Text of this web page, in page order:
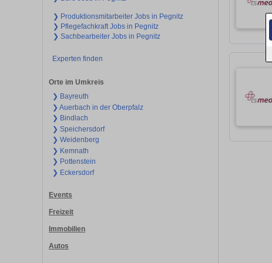
❯ Produktionsmitarbeiter Jobs in Pegnitz
❯ Pflegefachkraft Jobs in Pegnitz
❯ Sachbearbeiter Jobs in Pegnitz
Experten finden
Orte im Umkreis
❯ Bayreuth
❯ Auerbach in der Oberpfalz
❯ Bindlach
❯ Speichersdorf
❯ Weidenberg
❯ Kemnath
❯ Pottenstein
❯ Eckersdorf
Events
Freizeit
Immobilien
Autos